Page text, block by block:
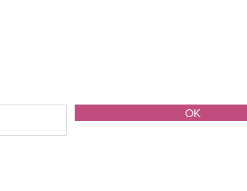
ОК